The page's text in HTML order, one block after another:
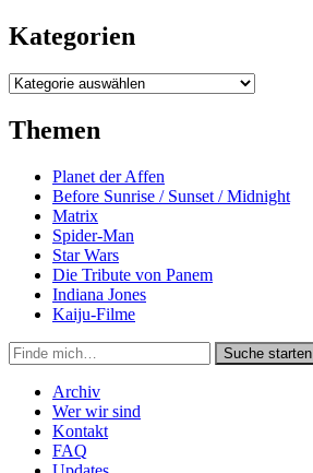
Kategorien
Kategorien
Themen
Planet der Affen
Before Sunrise / Sunset / Midnight
Matrix
Spider-Man
Star Wars
Die Tribute von Panem
Indiana Jones
Kaiju-Filme
Suche
in
https://secondunit-
podcast.de/
Suche starten
Archiv
Wer wir sind
Kontakt
FAQ